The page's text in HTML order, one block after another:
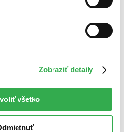
Zobraziť detaily
všetko
FF OU ve dvouletých...
nemáme na sklade, ale zvyčajne